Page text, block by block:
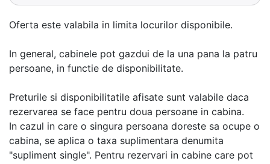
Oferta este valabila in limita locurilor disponibile.
In general, cabinele pot gazdui de la una pana la patru
persoane, in functie de disponibilitate.
Preturile si disponibilitatile afisate sunt valabile daca
rezervarea se face pentru doua persoane in cabina.
In cazul in care o singura persoana doreste sa ocupe o
cabina, se aplica o taxa suplimentara denumita
"supliment single". Pentru rezervari in cabine care pot